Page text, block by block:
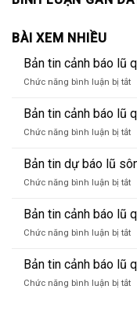
BÀI XEM NHIỀU
Bản tin cảnh báo lũ
Chức năng bình luận bị tắtở
Bản tin cảnh báo lũ
Chức năng bình luận bị tắtở
Bản tin dự báo lũ
Chức năng bình luận bị tắtở
Bản tin cảnh báo lũ
Chức năng bình luận bị tắtở
Bản tin cảnh báo lũ
Chức năng bình luận bị tắtở